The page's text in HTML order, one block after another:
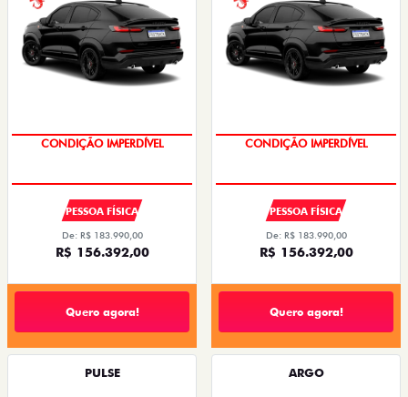
CONDIÇÃO IMPERDÍVEL
PESSOA FÍSICA
De: R$ 183.990,00
R$ 156.392,00
Quero agora!
CONDIÇÃO IMPERDÍVEL
PESSOA FÍSICA
De: R$ 183.990,00
R$ 156.392,00
Quero agora!
PULSE ARGO